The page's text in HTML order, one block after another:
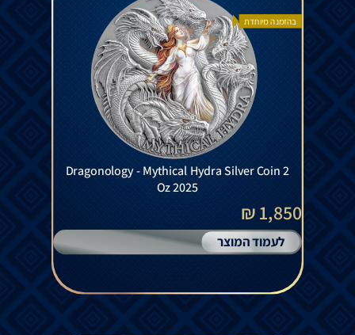
בהזמנה מיוחדת
Dragonology - Mythical Hydra Silver Coin 2
Oz 2025
1,850 ₪
לעמוד המוצר